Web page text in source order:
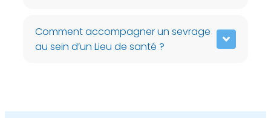
Comment accompagner un sevrage
au sein d’un Lieu de santé ?